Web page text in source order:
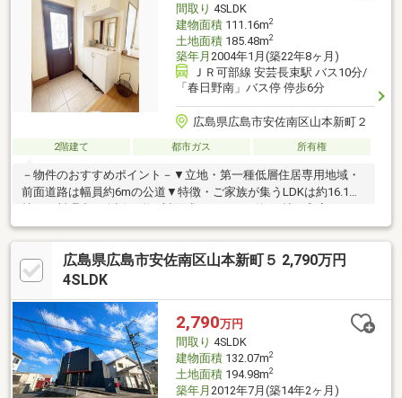
間取り 4SLDK
建物面積111.16m2
土地面積185.48m2
築年月 2004年1月(築22年8ヶ月)
ＪＲ可部線 安芸長束駅 バス10分/
「春日野南」バス停 停歩6分
広島県広島市安佐南区山本新町２
2階建て 都市ガス 所有権
－物件のおすすめポイント－▼立地・第一種低層住居専用地域・
前面道路は幅員約6mの公道▼特徴・ご家族が集うLDKは約16.1
一体利用も可能・全居室2面以上の採光を確保・室内随所に収納を
設置・水回りは回遊性があり、家事動線良好・約8.5帖の洋室に面
した南東向きバルコニー有・駐車スペース2台分有(車種による)▼
周辺環境・春日野小学校 徒歩5分(約350m)※春日野地区、地区計画
物件の詳細・ご相談はお気軽にお問い合わせください。
広島県広島市安佐南区山本新町５ 2,790万円
4SLDK
2,790万円
間取り 4SLDK
建物面積132.07m2
土地面積194.98m2
築年月 2012年7月(築14年2ヶ月)